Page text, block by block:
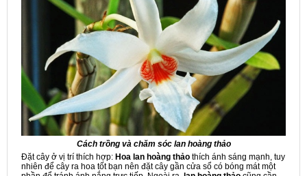
Cách trồng và chăm sóc lan hoàng thảo
Đặt cây ở vị trí thích hợp: Hoa lan hoàng thảo thích ánh sáng mạnh, tuy
nhiên để cây ra hoa tốt bạn nên đặt cây gần cửa sổ có bóng mát một